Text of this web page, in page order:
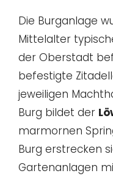
Die Burganlage
Mittelalter
der Oberstadt
befestigte
jeweiligen
Burg bildet der
marmornen
Burg erstrecken
Gartenanlagen